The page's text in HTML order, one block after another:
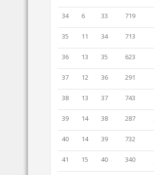
34 6 33 719
35 11 34 713
36 13 35 623
37 12 36 291
38 13 37 743
39 14 38 287
40 14 39 732
41 15 40 340